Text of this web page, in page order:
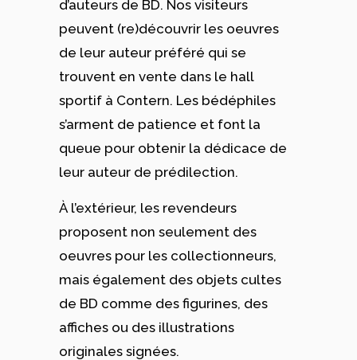
d’auteurs de BD. Nos visiteurs
peuvent (re)découvrir les oeuvres
de leur auteur préféré qui se
trouvent en vente dans le hall
sportif à Contern. Les bédéphiles
s’arment de patience et font la
queue pour obtenir la dédicace de
leur auteur de prédilection.
À l’extérieur, les revendeurs
proposent non seulement des
oeuvres pour les collectionneurs,
mais également des objets cultes
de BD comme des figurines, des
affiches ou des illustrations
originales signées.